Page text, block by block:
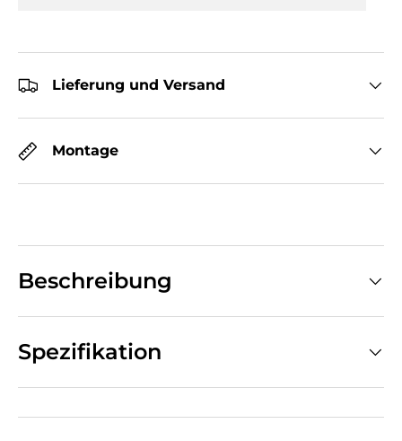
Lieferung und Versand
Montage
Beschreibung
Spezifikation